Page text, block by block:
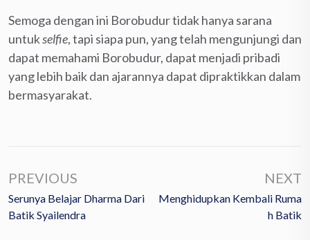
Semoga dengan ini Borobudur tidak hanya sarana
untukselfie, tapi siapa pun, yang telah mengunjungi dan
dapat memahami Borobudur, dapat menjadi pribadi
yang lebih baik dan ajarannya dapat dipraktikkan dalam
bermasyarakat.
PREVIOUS
Serunya Belajar Dharma Dari
Batik Syailendra
NEXT
Menghidupkan Kembali Ruma
H Batik